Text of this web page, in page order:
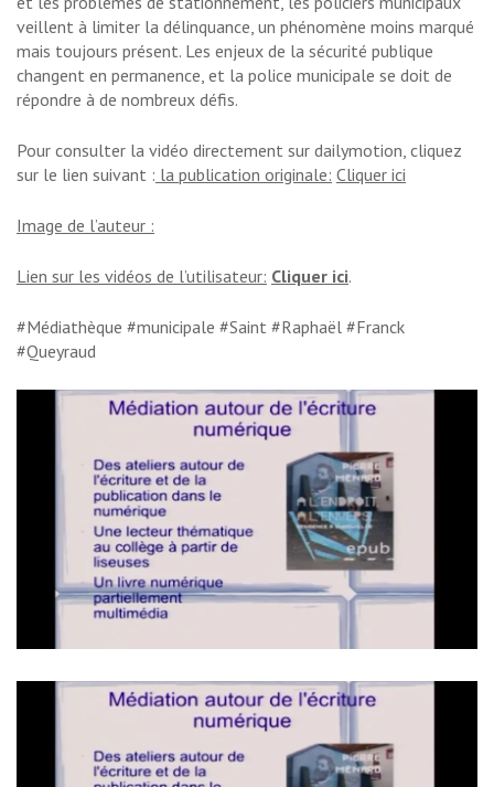
veillent à limiter la délinquance, un phénomène moins marqué
mais toujours présent. Les enjeux de la sécurité publique
changent en permanence, et la police municipale se doit de
répondre à de nombreux défis.
Pour consulter la vidéo directement sur dailymotion, cliquez
sur le lien suivant : la publication originale: Cliquer ici
Image de l’auteur :
Lien sur les vidéos de l’utilisateur: Cliquer ici.
#Médiathèque #municipale #Saint #Raphaël #Franck
#Queyraud